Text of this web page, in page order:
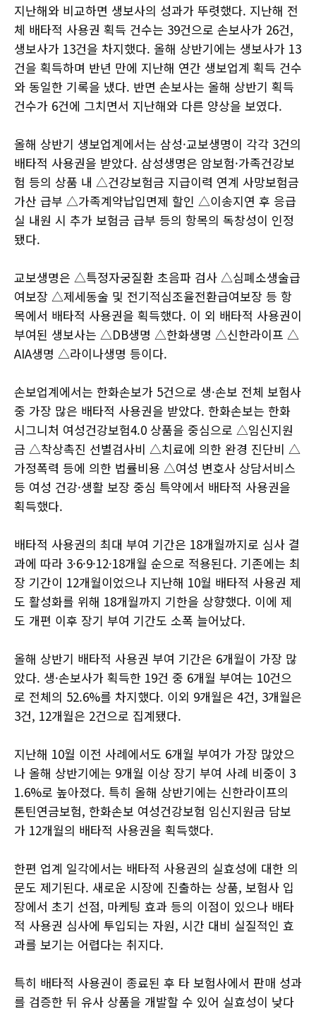
지난해와 비교하면 생보사의 성과가 뚜렷했다. 지난해 전
체 배타적 사용권 획득 건수는 39건으로 손보사가 26건,
생보사가 13건을 차지했다. 올해 상반기에는 생보사가 13
건을 획득하며 반년 만에 지난해 연간 생보업계 획득 건수
와 동일한 기록을 냈다. 반면 손보사는 올해 상반기 획득
건수가 6건에 그치면서 지난해와 다른 양상을 보였다.
올해 상반기 생보업계에서는 삼성·교보생명이 각각 3건의
배타적 사용권을 받았다. 삼성생명은 암보험·가족건강보
험 등의 상품 내 △건강보험금 지급이력 연계 사망보험금
가산 급부 △가족계약납입면제 할인 △이송지연 후 응급
실 내원 시 추가 보험금 급부 등의 항목의 독창성이 인정
됐다.
교보생명은 △특정자궁질환 초음파 검사 △심폐소생술급
여보장 △제세동술 및 전기적심조율전환급여보장 등 항
목에서 배타적 사용권을 획득했다. 이 외 배타적 사용권이
부여된 생보사는 △DB생명 △한화생명 △신한라이프 △
AIA생명 △라이나생명 등이다.
손보업계에서는 한화손보가 5건으로 생·손보 전체 보험사
중 가장 많은 배타적 사용권을 받았다. 한화손보는 한화
시그니처 여성건강보험4.0 상품을 중심으로 △임신지원
금 △착상촉진 선별검사비 △치료에 의한 완경 진단비 △
가정폭력 등에 의한 법률비용 △여성 변호사 상담서비스
등 여성 건강·생활 보장 중심 특약에서 배타적 사용권을
획득했다.
배타적 사용권의 최대 부여 기간은 18개월까지로 심사 결
과에 따라 3·6·9·12·18개월 순으로 적용된다. 기존에는 최
장 기간이 12개월이었으나 지난해 10월 배타적 사용권 제
도 활성화를 위해 18개월까지 기한을 상향했다. 이에 제
도 개편 이후 장기 부여 기간도 소폭 늘어났다.
올해 상반기 배타적 사용권 부여 기간은 6개월이 가장 많
았다. 생·손보사가 획득한 19건 중 6개월 부여는 10건으
로 전체의 52.6%를 차지했다. 이외 9개월은 4건, 3개월은
3건, 12개월은 2건으로 집계됐다.
지난해 10월 이전 사례에서도 6개월 부여가 가장 많았으
나 올해 상반기에는 9개월 이상 장기 부여 사례 비중이 3
1.6%로 높아졌다. 특히 올해 상반기에는 신한라이프의
톤틴연금보험, 한화손보 여성건강보험 임신지원금 담보
가 12개월의 배타적 사용권을 획득했다.
한편 업계 일각에서는 배타적 사용권의 실효성에 대한 의
문도 제기된다. 새로운 시장에 진출하는 상품, 보험사 입
장에서 초기 선점, 마케팅 효과 등의 이점이 있으나 배타
적 사용권 심사에 투입되는 자원, 시간 대비 실질적인 효
과를 보기는 어렵다는 취지다.
특히 배타적 사용권이 종료된 후 타 보험사에서 판매 성과
를 검증한 뒤 유사 상품을 개발할 수 있어 실효성이 낮다